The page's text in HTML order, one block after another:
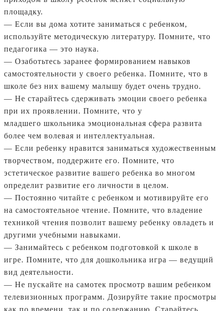
площадку.
— Если вы дома хотите заниматься с ребенком,
используйте методическую литературу. Помните, что
педагогика — это наука.
— Озаботьтесь заранее формированием навыков
самостоятельности у своего ребенка. Помните, что в
школе без них вашему малышу будет очень трудно.
— Не старайтесь сдерживать эмоции своего ребенка
при их проявлении. Помните, что у
младшего школьника эмоциональная сфера развита
более чем волевая и интеллектуальная.
— Если ребенку нравится заниматься художественным
творчеством, поддержите его. Помните, что
эстетическое развитие вашего ребенка во многом
определит развитие его личности в целом.
— Постоянно читайте с ребенком и мотивируйте его
на самостоятельное чтение. Помните, что владение
техникой чтения позволит вашему ребенку овладеть и
другими учебными навыками.
— Занимайтесь с ребенком подготовкой к школе в
игре. Помните, что для дошкольника игра — ведущий
вид деятельности.
— Не пускайте на самотек просмотр вашим ребенком
телевизионных программ. Дозируйте такие просмотры
как по времени, так и по содержанию. Старайтесь